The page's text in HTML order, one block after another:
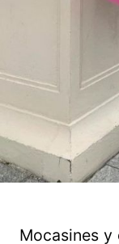
Mocasines y